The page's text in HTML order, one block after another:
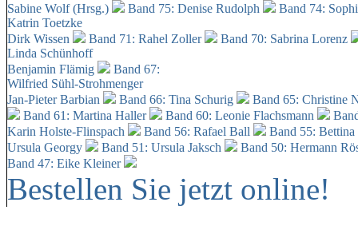
Sabine Wolf (Hrsg.)
Band 75: Denise Rudolph
Band 74:
Katrin Toetzke
Dirk Wissen
Band 71: Rahel Zoller
Band 70: Sabrina Lorenz
Linda Schünhoff
Benjamin Flämig
Band 67:
Wilfried Sühl-Strohmenger
Jan-Pieter Barbian
Band 66: Tina Schurig
Band 65: Christine
Band 61: Martina Haller
Band 60: Leonie Flachsmann
Karin Holste-Flinspach
Band 56: Rafael Ball
Band 55:
Ursula Georgy
Band 51: Ursula Jaksch Band 50: Hermann
Band 47: Eike Kleiner
Bestellen Sie jetzt online!